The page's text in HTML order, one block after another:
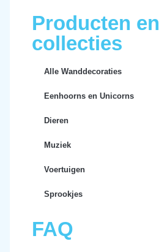
Producten en
collecties
Alle Wanddecoraties
Eenhoorns en Unicorns
Dieren
Muziek
Voertuigen
Sprookjes
FAQ